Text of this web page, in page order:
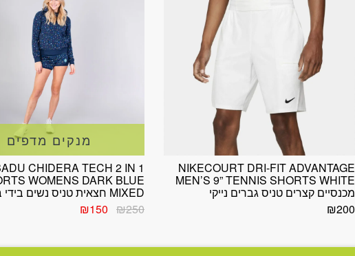
NIKECOURT DRI-FIT ADVANTAGE
MEN’S 9” TENNIS SHORTS WHITE
מכנסיים קצרים טניס גברים נייקי
₪200
מנקים מדפים
CHIDERA TECH 2 IN 1
WOMENS DARK BLUE
MIXED חצאית טניס נשים בידי באדו
₪250 המחיר
₪250.
₪150
₪150.